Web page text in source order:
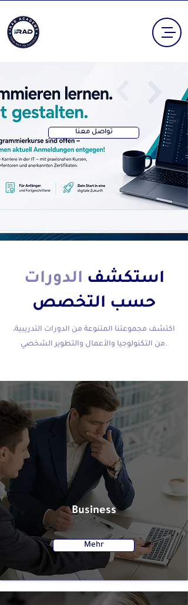
تواصل معنا
استكشف الدورات
حسب التخصص
اكتشف مجموعتنا المتنوعة من الدورات التدريبية،
من التكنولوجيا والأعمال والتطوير الشخصي.
Business
Mehr